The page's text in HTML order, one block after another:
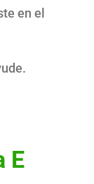
en el
E